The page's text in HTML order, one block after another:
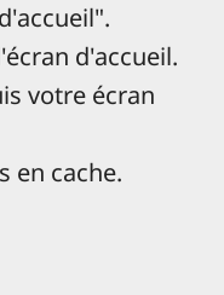
d'accueil.
votre écran
en cache.